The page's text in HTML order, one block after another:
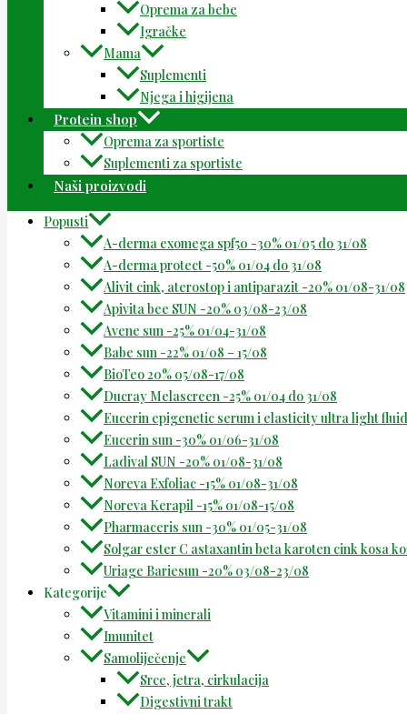
Oprema za bebe
Igračke
Mama
Suplementi
Njega i higijena
Protein shop
Oprema za sportiste
Suplementi za sportiste
Naši proizvodi
Popusti
A-derma exomega spf50 -30% 01/05 do 31/08
A-derma protect -50% 01/04 do 31/08
Alivit cink, aterostop i antiparazit -20% 01/08-31/08
Apivita bee SUN -20% 03/08-23/08
Avene sun -25% 01/04-31/08
Babe sun -22% 01/08 – 15/08
BioTeo 20% 05/08-17/08
Ducray Melascreen -25% 01/04 do 31/08
Eucerin epigenetic serum i elasticity ultra light
Eucerin sun -30% 01/06-31/08
Ladival SUN -20% 01/08-31/08
Noreva Exfoliac -15% 01/08-31/08
Noreva Kerapil -15% 01/08-15/08
Pharmaceris sun -30% 01/05-31/08
Solgar ester C astaxantin beta karoten cink kosa
Uriage Bariesun -20% 03/08-23/08
Kategorije
Vitamini i minerali
Imunitet
Samoliječenje
Srce, jetra, cirkulacija
Digestivni trakt